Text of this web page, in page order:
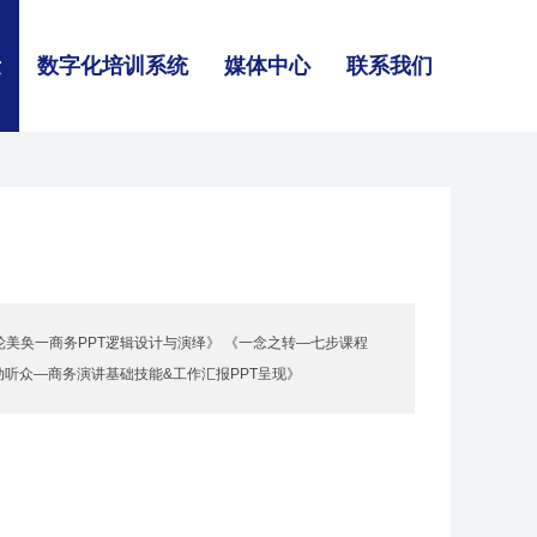
数字化培训系统 媒体中心 联系我们
奂一商务PPT逻辑设计与演绎》 《一念之转—七步课程
众—商务演讲基础技能&工作汇报PPT呈现》